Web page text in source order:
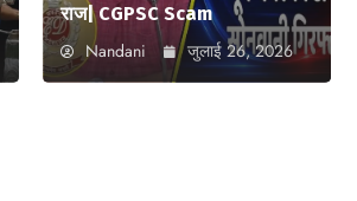
राज| CGPSC Scam
Nandani जुलाई 26, 2026